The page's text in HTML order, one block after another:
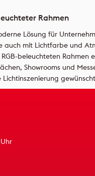
Rahmen
Lösung für
auch mit Lichtfarbe und
beleuchteten Rahmen
Showrooms und